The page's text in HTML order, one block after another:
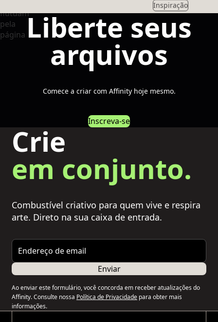
Inspiração
Liberte seus
arquivos
Comece a criar com Affinity hoje mesmo.
Inscreva-se
Crie
em conjunto.
Combustível criativo para quem vive e respira
arte. Direto na sua caixa de entrada.
Endereço de email
Enviar
Ao enviar este formulário, você concorda em receber atualizações do
Affinity. Consulte nossa Política de Privacidade para obter mais
informações.